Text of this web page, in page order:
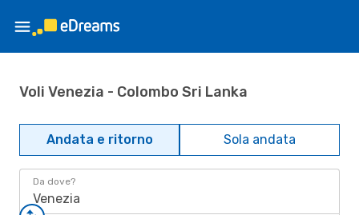
Voli Venezia - Colombo Sri Lanka
Andata e ritorno Sola andata
Da dove?
Venezia